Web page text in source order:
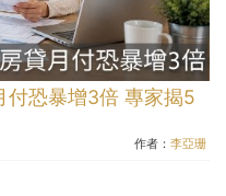
付恐暴增3倍 專家揭5
作者： 李亞珊